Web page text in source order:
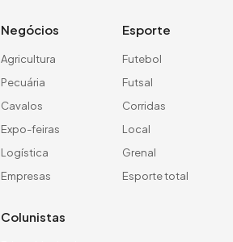
Negócios
Agricultura
Pecuária
Cavalos
Expo-feiras
Logística
Empresas
Esporte
Futebol
Futsal
Corridas
Local
Grenal
Esporte total
Colunistas